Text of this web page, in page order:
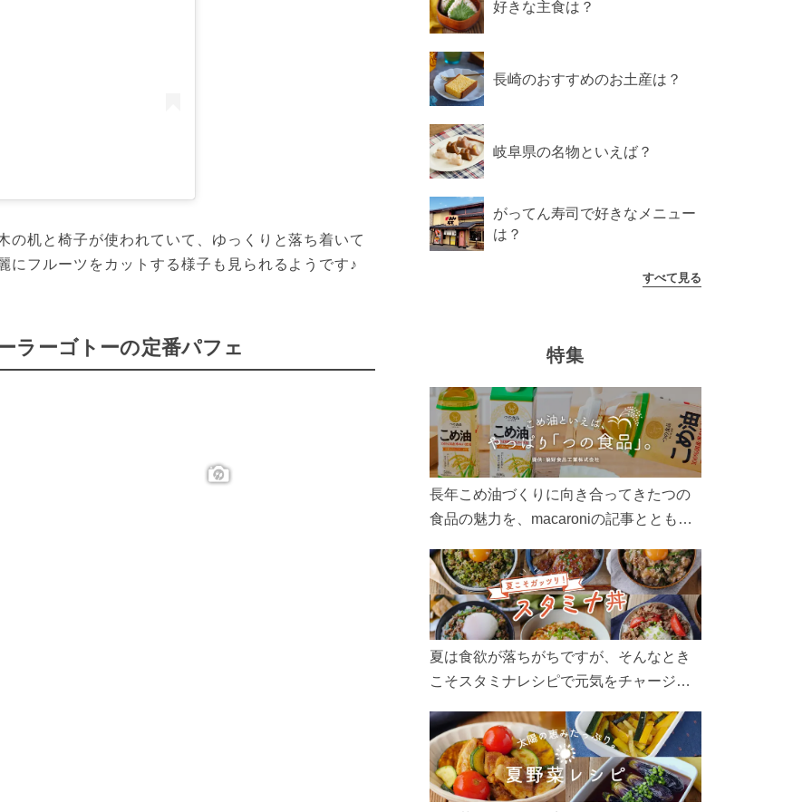
の机と椅子が使われていて、ゆっくりと落ち着いて
にフルーツをカットする様子も見られるようです♪
ラーゴトーの定番パフェ
好きな主食は？
長崎のおすすめのお土産は？
岐阜県の名物といえば？
がってん寿司で好きなメニュー
は？
すべて見る
特集
長年こめ油づくりに向き合ってきたつの
食品の魅力を、macaroniの記事とともに
ん、製造現場や品質へのこだわりまで。
こめ油をもっと好きになるコンテンツを
ぜひお楽しみください。
夏は食欲が落ちがちですが、そんなとき
こそスタミナレシピで元気をチャージ！
リ食べて、夏バテを吹き飛ばしましょ
う！